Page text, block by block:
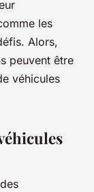
les
Alors,
peuvent être
véhicules